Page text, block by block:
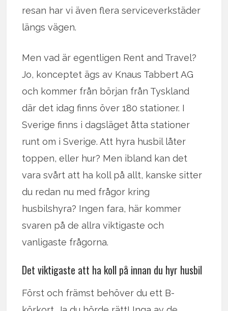
resan har vi även flera serviceverkstäder
längs vägen.
Men vad är egentligen Rent and Travel?
Jo, konceptet ägs av Knaus Tabbert AG
och kommer från början från Tyskland
där det idag finns över 180 stationer. I
Sverige finns i dagsläget åtta stationer
runt om i Sverige. Att hyra husbil låter
toppen, eller hur? Men ibland kan det
vara svårt att ha koll på allt, kanske sitter
du redan nu med frågor kring
husbilshyra? Ingen fara, här kommer
svaren på de allra viktigaste och
vanligaste frågorna.
Det viktigaste att ha koll på innan du hyr husbil
Först och främst behöver du ett B-